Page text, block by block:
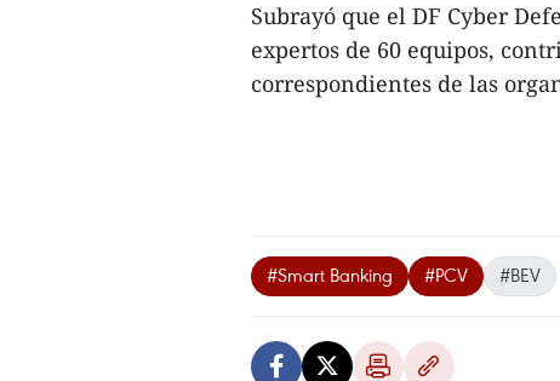
Subrayó que el DF Cyber
expertos de 60 equipos,
correspondientes de las
#Smart Banking #PCV #BEV